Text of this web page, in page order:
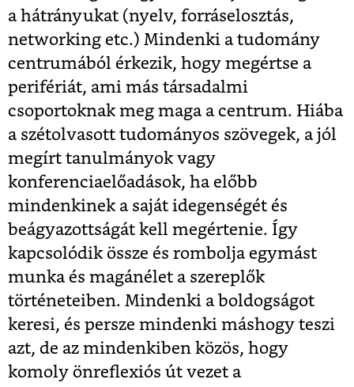
a hátrányukat (nyelv, forráselosztás,
networking etc.) Mindenki a tudomány
centrumából érkezik, hogy megértse a
perifériát, ami más társadalmi
csoportoknak meg maga a centrum. Hiába
a szétolvasott tudományos szövegek, a jól
megírt tanulmányok vagy
konferenciaelőadások, ha előbb
mindenkinek a saját idegenségét és
beágyazottságát kell megértenie. Így
kapcsolódik össze és rombolja egymást
munka és magánélet a szereplők
történeteiben. Mindenki a boldogságot
keresi, és persze mindenki máshogy teszi
azt, de az mindenkiben közös, hogy
komoly önreflexiós út vezet a